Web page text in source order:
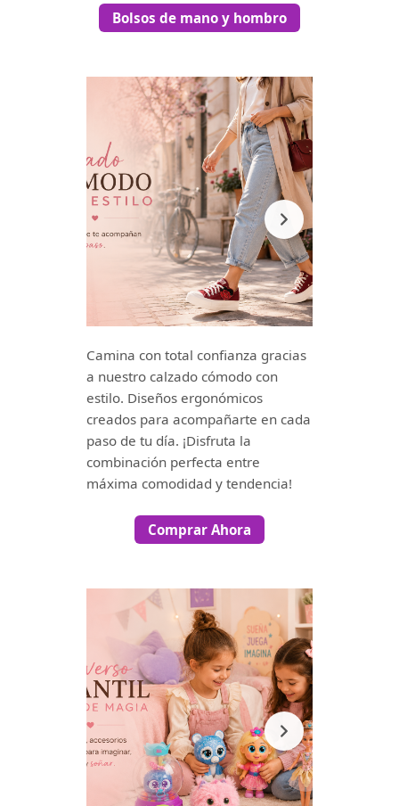
Bolsos de mano y hombro
Camina con total confianza gracias
a nuestro calzado cómodo con
estilo. Diseños ergonómicos
creados para acompañarte en cada
paso de tu día. ¡Disfruta la
combinación perfecta entre
máxima comodidad y tendencia!
Comprar Ahora